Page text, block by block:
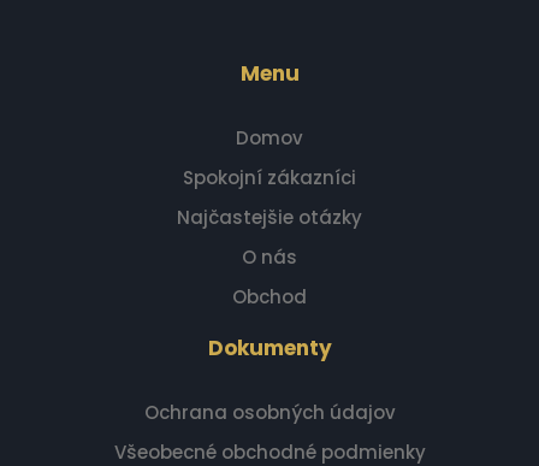
Menu
Domov
Spokojní zákazníci
Najčastejšie otázky
O nás
Obchod
Dokumenty
Ochrana osobných údajov
Všeobecné obchodné podmienky